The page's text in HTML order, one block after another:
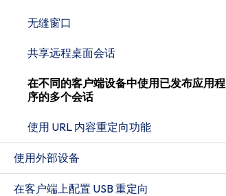
无缝窗口
共享远程桌面会话
在不同的客户端设备中使用已发布应用程
序的多个会话
使用 URL 内容重定向功能
使用外部设备
在客户端上配置 USB 重定向